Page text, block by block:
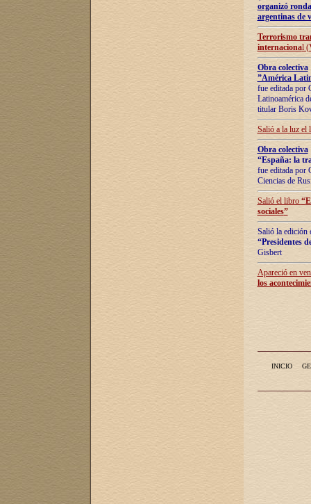
organizó
argentinas de
Terrorismo
internacional
Obra colectiva
”América
fue editada por
Latinoamérica
titular Boris
Salió a la luz el
Obra colectiva
“España: la
fue editada por
Ciencias de
Salió el libro “
sociales”
Salió la edición
“Presidentes
Gisbert
Apareció en
los
INICIO